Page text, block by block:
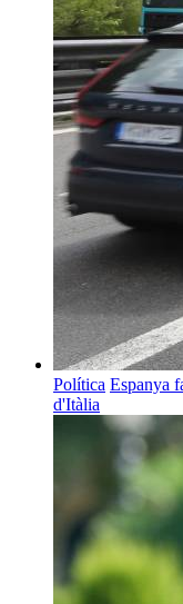
Política Espanya
d'Itàlia